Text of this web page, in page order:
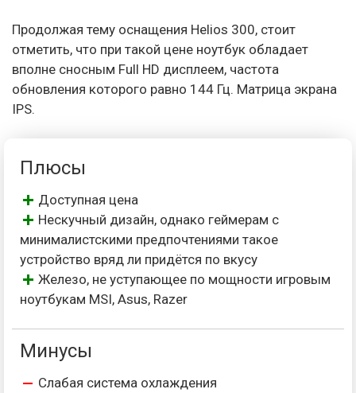
Продолжая тему оснащения Helios 300, стоит
отметить, что при такой цене ноутбук обладает
вполне сносным Full HD дисплеем, частота
обновления которого равно 144 Гц. Матрица экрана
IPS.
Плюсы
Доступная цена
Нескучный дизайн, однако геймерам с
минималистскими предпочтениями такое
устройство вряд ли придётся по вкусу
Железо, не уступающее по мощности игровым
ноутбукам MSI, Asus, Razer
Минусы
Слабая система охлаждения